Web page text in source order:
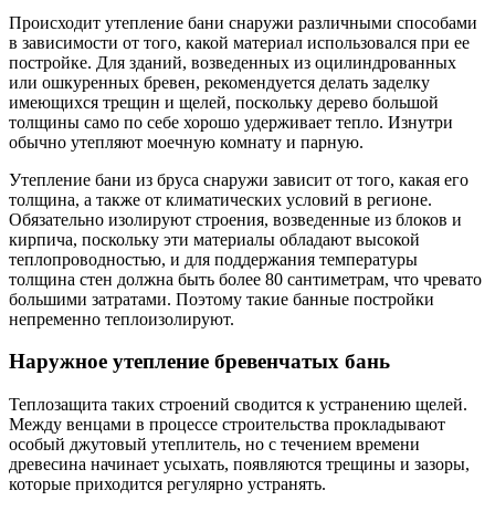
Происходит утепление бани снаружи различными способами
в зависимости от того, какой материал использовался при ее
постройке. Для зданий, возведенных из оцилиндрованных
или ошкуренных бревен, рекомендуется делать заделку
имеющихся трещин и щелей, поскольку дерево большой
толщины само по себе хорошо удерживает тепло. Изнутри
обычно утепляют моечную комнату и парную.
Утепление бани из бруса снаружи зависит от того, какая его
толщина, а также от климатических условий в регионе.
Обязательно изолируют строения, возведенные из блоков и
кирпича, поскольку эти материалы обладают высокой
теплопроводностью, и для поддержания температуры
толщина стен должна быть более 80 сантиметрам, что чревато
большими затратами. Поэтому такие банные постройки
непременно теплоизолируют.
Наружное утепление бревенчатых бань
Теплозащита таких строений сводится к устранению щелей.
Между венцами в процессе строительства прокладывают
особый джутовый утеплитель, но с течением времени
древесина начинает усыхать, появляются трещины и зазоры,
которые приходится регулярно устранять.